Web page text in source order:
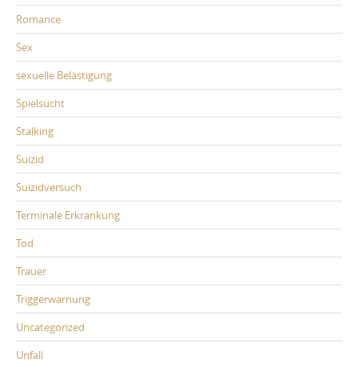
Romance
Sex
sexuelle Belästigung
Spielsucht
Stalking
Suizid
Suizidversuch
Terminale Erkrankung
Tod
Trauer
Triggerwarnung
Uncategorized
Unfall